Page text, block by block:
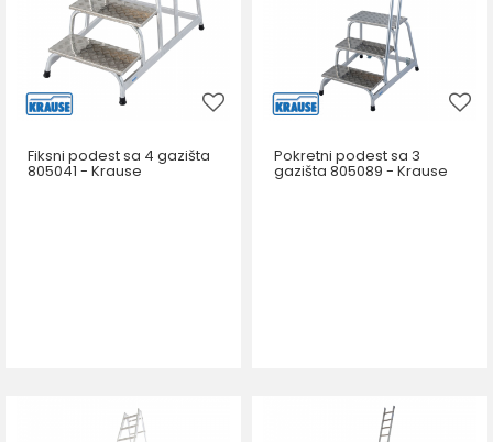
Fiksni podest sa 4 gazišta
805041 - Krause
Pokretni podest sa 3
gazišta 805089 - Krause